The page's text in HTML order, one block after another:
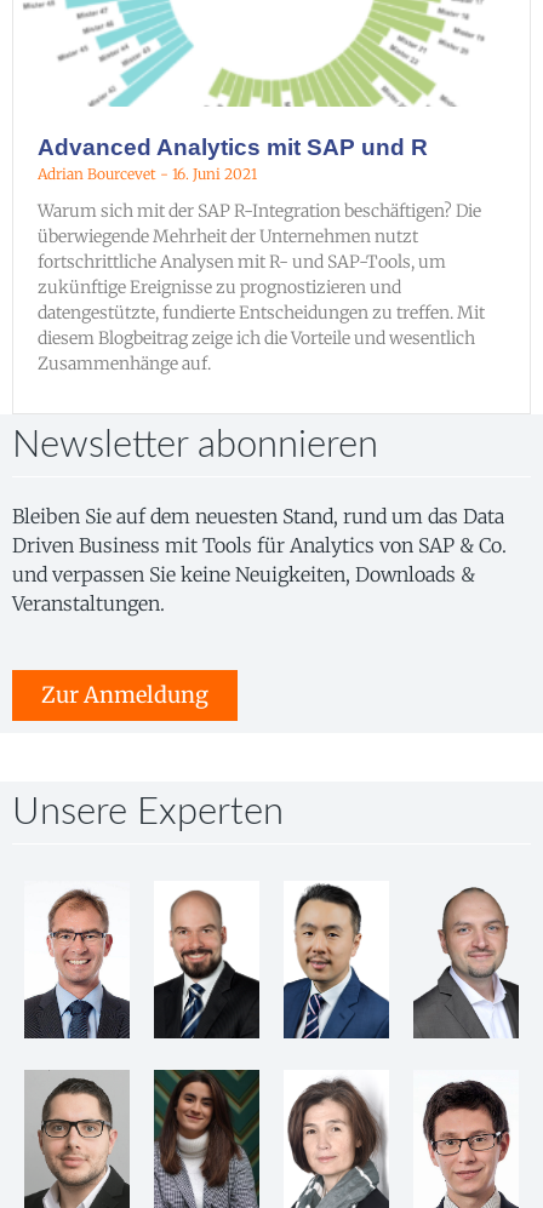
Advanced Analytics mit SAP und R
Adrian Bourcevet 16. Juni 2021
Warum sich mit der SAP R-Integration beschäftigen? Die
überwiegende Mehrheit der Unternehmen nutzt
fortschrittliche Analysen mit R- und SAP-Tools, um
zukünftige Ereignisse zu prognostizieren und
datengestützte, fundierte Entscheidungen zu treffen. Mit
diesem Blogbeitrag zeige ich die Vorteile und wesentlich
Zusammenhänge auf.
Newsletter abonnieren
Bleiben Sie auf dem neuesten Stand, rund um das Data
Driven Business mit Tools für Analytics von SAP & Co.
und verpassen Sie keine Neuigkeiten, Downloads &
Veranstaltungen.
Zur Anmeldung
Unsere Experten